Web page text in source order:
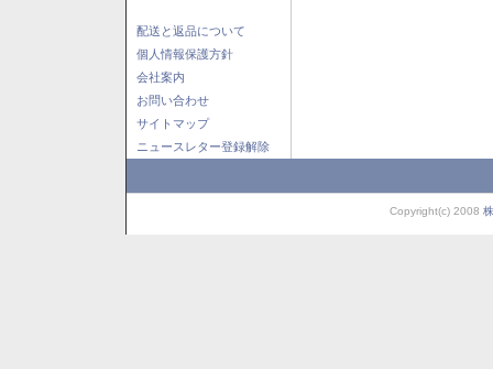
配送と返品について
個人情報保護方針
会社案内
お問い合わせ
サイトマップ
ニュースレター登録解除
Copyright(c) 2008